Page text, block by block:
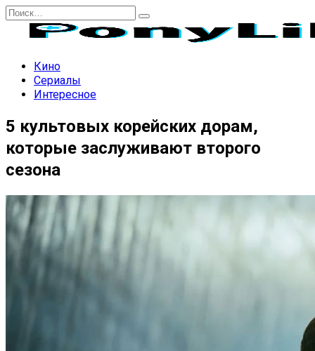
Перейти
содержанию
Search
Кино
Сериалы
Интересное
5 культовых корейских дорам,
которые заслуживают второго
сезона